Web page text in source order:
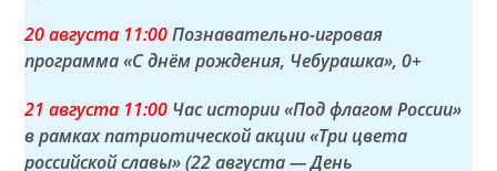
20 августа 11:00Познавательно-игровая
программа «С днём рождения, Чебурашка», 0+
21 августа 11:00 Час истории «Под флагом России»
в рамках патриотической акции «Три цвета
российской славы» (22 августа — День